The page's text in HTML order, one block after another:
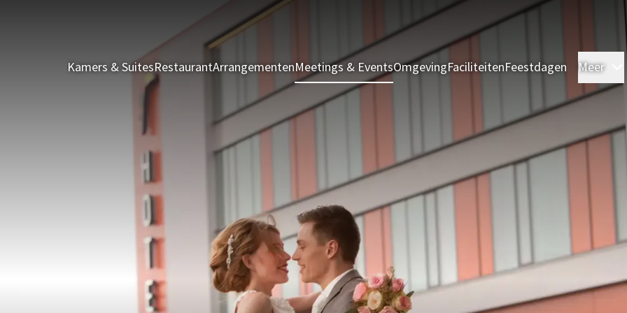
Kamers & SuitesRestaurantArrangementenMeetings & EventsOmgevingFaciliteitenFeestdagen Meer